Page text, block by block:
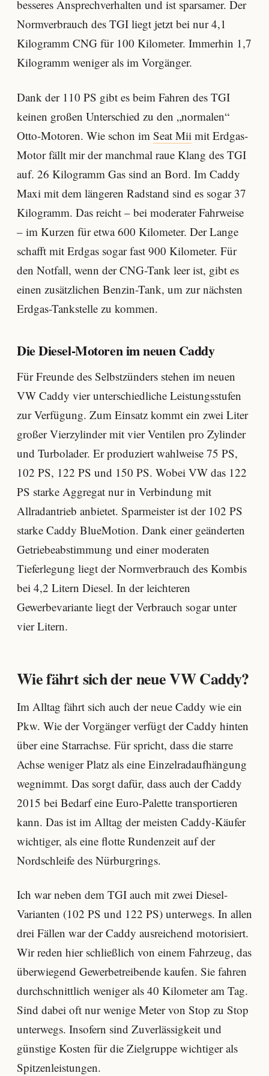
besseres Ansprechverhalten und ist sparsamer. Der
Normverbrauch des TGI liegt jetzt bei nur 4,1
Kilogramm CNG für 100 Kilometer. Immerhin 1,7
Kilogramm weniger als im Vorgänger.
Dank der 110 PS gibt es beim Fahren des TGI
keinen großen Unterschied zu den „normalen“
Otto-Motoren. Wie schon im Seat Mii mit Erdgas-
Motor fällt mir der manchmal raue Klang des TGI
auf. 26 Kilogramm Gas sind an Bord. Im Caddy
Maxi mit dem längeren Radstand sind es sogar 37
Kilogramm. Das reicht – bei moderater Fahrweise
– im Kurzen für etwa 600 Kilometer. Der Lange
schafft mit Erdgas sogar fast 900 Kilometer. Für
den Notfall, wenn der CNG-Tank leer ist, gibt es
einen zusätzlichen Benzin-Tank, um zur nächsten
Erdgas-Tankstelle zu kommen.
Die Diesel-Motoren im neuen Caddy
Für Freunde des Selbstzünders stehen im neuen
VW Caddy vier unterschiedliche Leistungsstufen
zur Verfügung. Zum Einsatz kommt ein zwei Liter
großer Vierzylinder mit vier Ventilen pro Zylinder
und Turbolader. Er produziert wahlweise 75 PS,
102 PS, 122 PS und 150 PS. Wobei VW das 122
PS starke Aggregat nur in Verbindung mit
Allradantrieb anbietet. Sparmeister ist der 102 PS
starke Caddy BlueMotion. Dank einer geänderten
Getriebeabstimmung und einer moderaten
Tieferlegung liegt der Normverbrauch des Kombis
bei 4,2 Litern Diesel. In der leichteren
Gewerbevariante liegt der Verbrauch sogar unter
vier Litern.
Wie fährt sich der neue VW Caddy?
Im Alltag fährt sich auch der neue Caddy wie ein
Pkw. Wie der Vorgänger verfügt der Caddy hinten
über eine Starrachse. Für spricht, dass die starre
Achse weniger Platz als eine Einzelradaufhängung
wegnimmt. Das sorgt dafür, dass auch der Caddy
2015 bei Bedarf eine Euro-Palette transportieren
kann. Das ist im Alltag der meisten Caddy-Käufer
wichtiger, als eine flotte Rundenzeit auf der
Nordschleife des Nürburgrings.
Ich war neben dem TGI auch mit zwei Diesel-
Varianten (102 PS und 122 PS) unterwegs. In allen
drei Fällen war der Caddy ausreichend motorisiert.
Wir reden hier schließlich von einem Fahrzeug, das
überwiegend Gewerbetreibende kaufen. Sie fahren
durchschnittlich weniger als 40 Kilometer am Tag.
Sind dabei oft nur wenige Meter von Stop zu Stop
unterwegs. Insofern sind Zuverlässigkeit und
günstige Kosten für die Zielgruppe wichtiger als
Spitzenleistungen.